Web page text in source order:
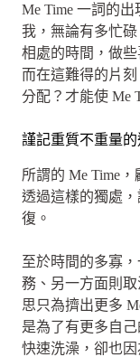
Me Time 一詞的
我，無論有多忙
相處的時間，做
而在這難得的片
分配？才能使 Me
謹記重質不重量的
所謂的 Me Time
透過這樣的獨處
復。
至於時間的多寡
務、另一方面則
思只為擠出更多
是為了有更多自
快速洗澡，卻也